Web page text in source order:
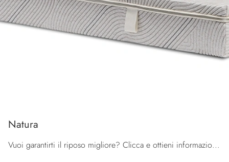
Natura
Vuoi garantirti il riposo migliore? Clicca e ottieni informazioni sul materasso Natura tra i modelli in lattice singoli di Brentaflex!